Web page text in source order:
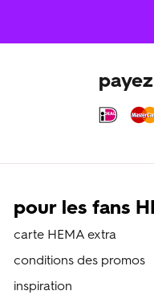
pour les fans
carte HEMA extra
conditions des promos
inspiration